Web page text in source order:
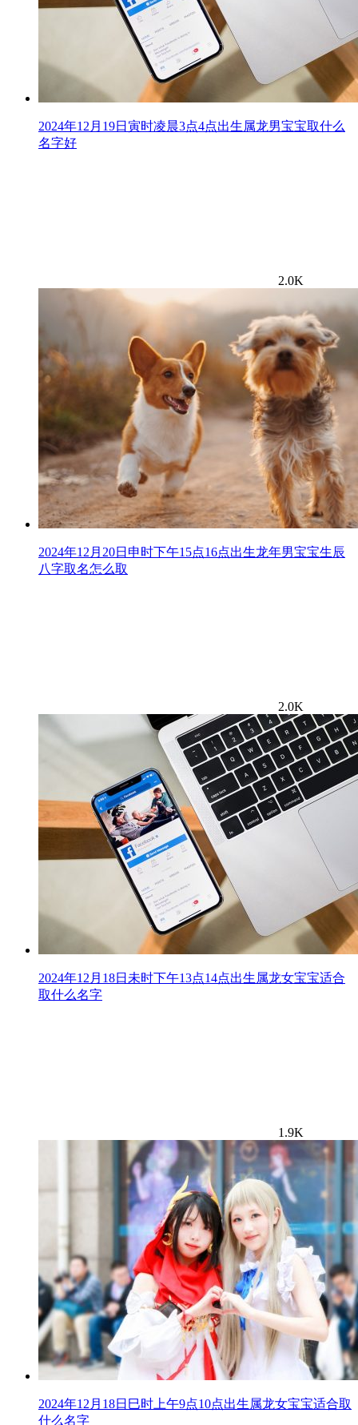
2024年12月19日寅时凌晨3点4点出生属龙男宝宝取什么
名字好
2.0K
2024年12月20日申时下午15点16点出生龙年男宝宝生辰
八字取名怎么取
2.0K
2024年12月18日未时下午13点14点出生属龙女宝宝适合
取什么名字
1.9K
2024年12月18日巳时上午9点10点出生属龙女宝宝适合取
什么名字